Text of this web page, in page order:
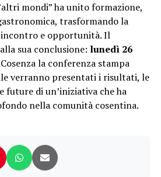
mondi” ha unito formazione,
trasformando la
e opportunità. Il
sua conclusione: lunedì 26
la conferenza stampa
verranno presentati i risultati, le
future di un’iniziativa che ha
nella comunità cosentina.